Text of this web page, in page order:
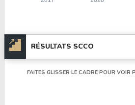
RÉSULTATS SCCO
FAITES GLISSER LE CADRE POUR VOIR